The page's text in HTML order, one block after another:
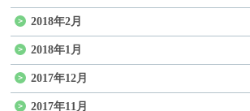
2018年2月
2018年1月
2017年12月
2017年11月